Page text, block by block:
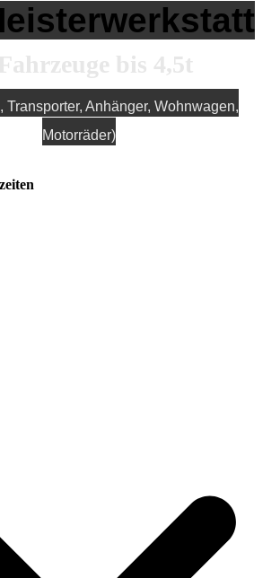
bis 4,5t
Transporter, Anhänger, Wohnwagen,
Motorräder)